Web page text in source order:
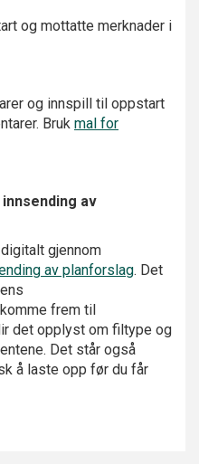
og mottatte merknader i
og innspill til oppstart
Bruk mal for
av
gjennom
av planforslag. Det
frem til
det opplyst om filtype og
Det står også
å laste opp før du får